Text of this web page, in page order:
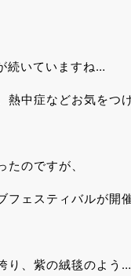
続いていますね…
中症などお気をつ
のですが、
フェスティバルが開
り、紫の絨毯のよう